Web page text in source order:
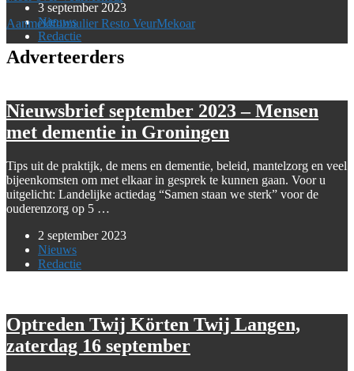
3 september 2023
Nieuws
Redactie
Nieuwsbrief september 2023 – Mensen
met dementie in Groningen
Tips uit de praktijk, de mens en dementie, beleid, mantelzorg en veel
bijeenkomsten om met elkaar in gesprek te kunnen gaan. Voor u
uitgelicht: Landelijke actiedag “Samen staan we sterk” voor de
ouderenzorg op 5 …
2 september 2023
Nieuws
Redactie
Optreden Twij Körten Twij Langen,
zaterdag 16 september
Aanmeldformulier Resto VeurMekoar
Adverteerders